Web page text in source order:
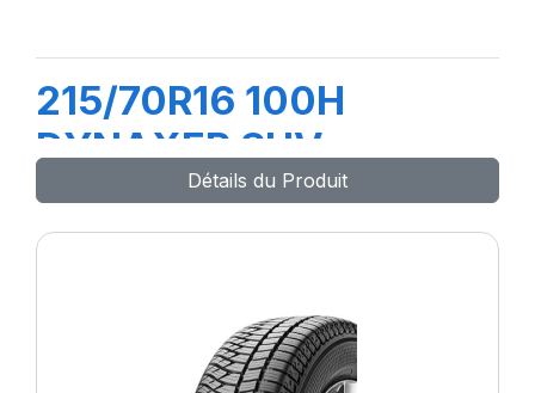
215/70R16 100H
DYNAXER SUV
Détails du Produit